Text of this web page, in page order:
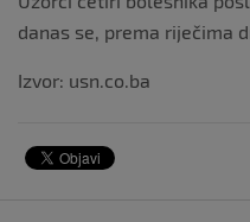
danas se, prema riječima
Izvor: usn.co.ba